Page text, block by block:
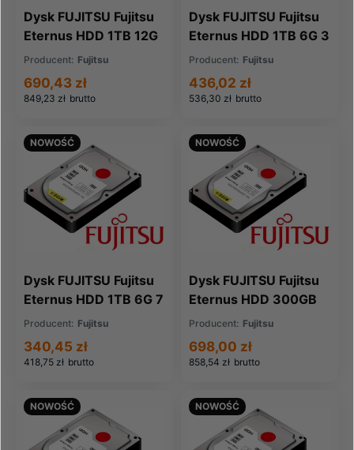
Dysk FUJITSU Fujitsu
Eternus HDD 1TB 12G
7 2K 2 5 (CA07339-
E891)
Producent: Fujitsu
849,23 zł brutto
690,43 zł
Dysk FUJITSU Fujitsu
Eternus HDD 1TB 6G 3
5 SAS (CA07237-
E443)
Producent: Fujitsu
536,30 zł brutto
436,02 zł
Dysk FUJITSU Fujitsu
Eternus HDD 1TB 6G 7
2K 2 5 (CA07339-
Producent: Fujitsu
418,75 zł brutto
340,45 zł
NOWOŚĆ
Dysk FUJITSU Fujitsu
Eternus HDD 300GB
12G 15K 2 5
Producent: Fujitsu
858,54 zł brutto
698,00 zł
NOWOŚĆ
NOWOŚĆ NOWOŚĆ